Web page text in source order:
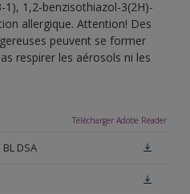
1,2-benzisothiazol-3(2H)-
allergique. Attention! Des
peuvent se former
respirer les aérosols ni les
Télécharger Adobe Reader
DSA